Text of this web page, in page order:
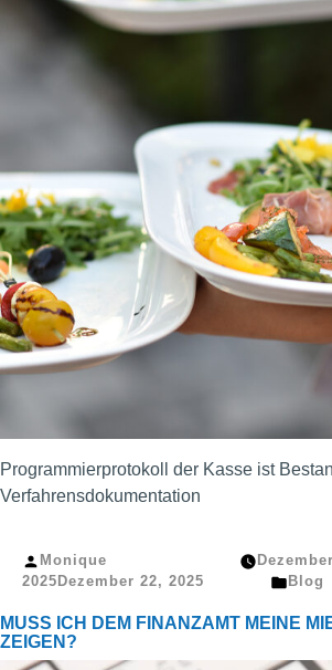
Programmierprotokoll der Kasse ist
Verfahrensdokumentation
Veröffentlicht
von
Monique
2025 Dezember 22, 2025 Blog
MUSS ICH DEM FINANZAMT MEINE
ZEIGEN?